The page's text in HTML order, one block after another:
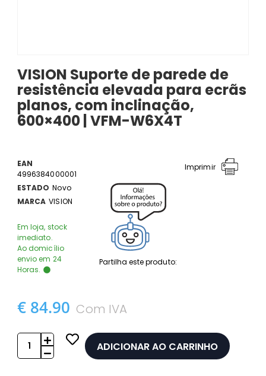
VISION Suporte de parede de
resistência elevada para ecrãs
planos, com inclinação,
600×400 | VFM-W6X4T
EAN
4996384000001
ESTADO Novo
MARCA VISION
Em loja, stock
imediato.
Ao domicílio
envio em 24
Horas.
Imprimir
Partilha este produto:
€ 84.90 Com IVA
ADICIONAR AO CARRINHO